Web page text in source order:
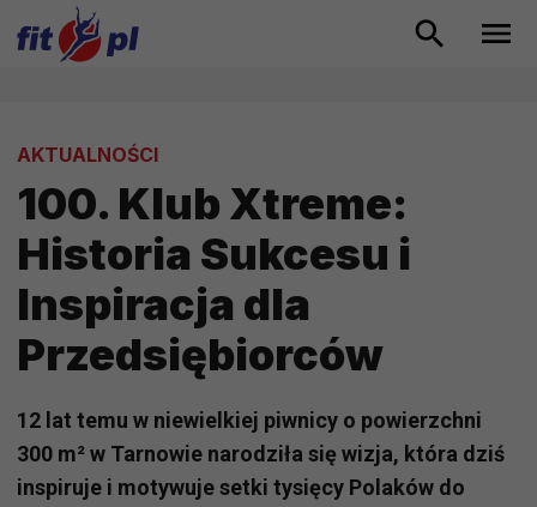
AKTUALNOŚCI
100. Klub Xtreme:
Historia Sukcesu i
Inspiracja dla
Przedsiębiorców
12 lat temu w niewielkiej piwnicy o powierzchni
300 m² w Tarnowie narodziła się wizja, która dziś
inspiruje i motywuje setki tysięcy Polaków do